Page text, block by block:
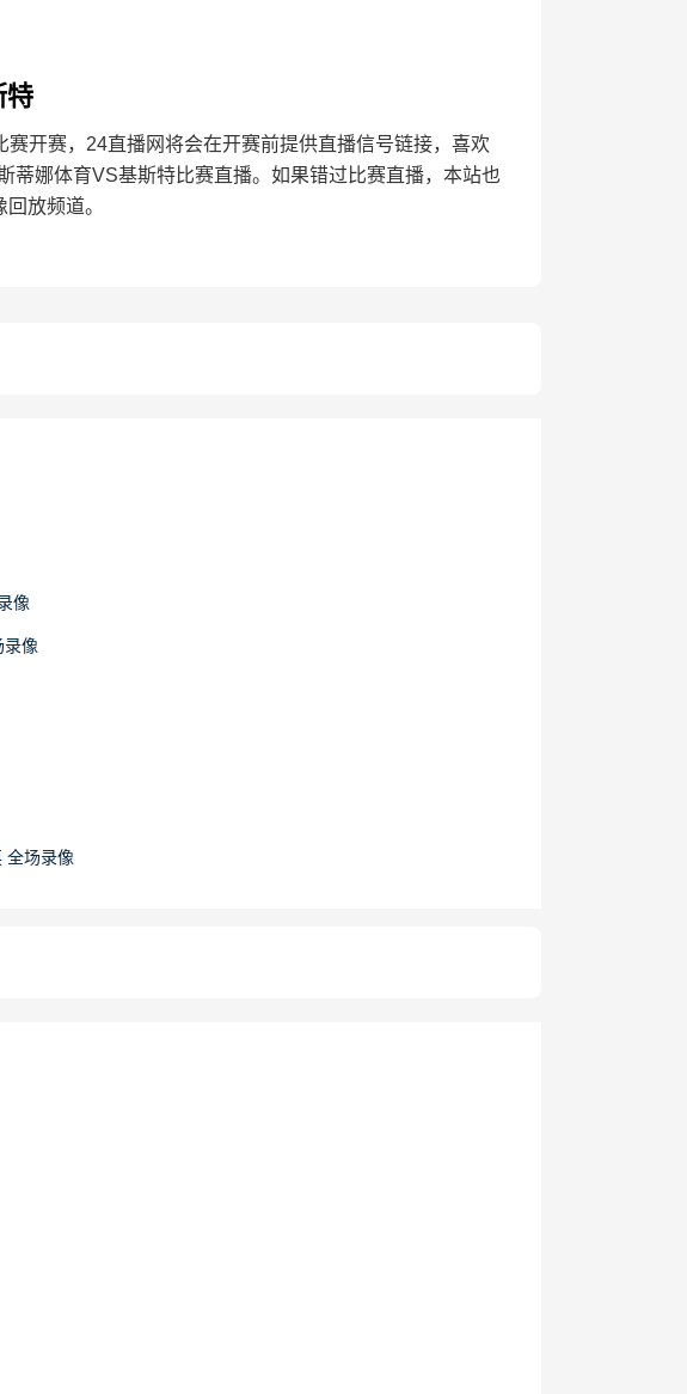
特
开赛，24直播网将会在开赛前提供直播信号链接，喜欢
蒂娜体育VS基斯特比赛直播。如果错过比赛直播，本站也
放频道。
像
录像
全场录像